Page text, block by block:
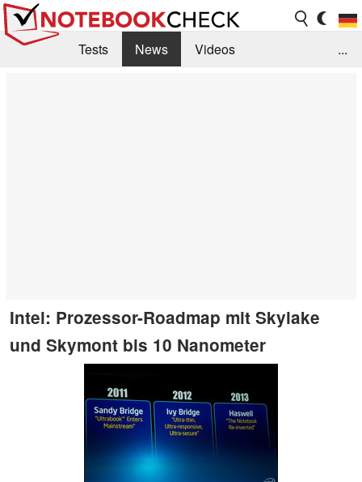
Tests News
Videos
...
Intel: Prozessor-Roadmap mit Skylake
und Skymont bis 10 Nanometer